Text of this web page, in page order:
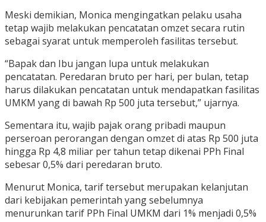
Meski demikian, Monica mengingatkan pelaku usaha
tetap wajib melakukan pencatatan omzet secara rutin
sebagai syarat untuk memperoleh fasilitas tersebut.
“Bapak dan Ibu jangan lupa untuk melakukan
pencatatan. Peredaran bruto per hari, per bulan, tetap
harus dilakukan pencatatan untuk mendapatkan fasilitas
UMKM yang di bawah Rp 500 juta tersebut,” ujarnya.
Sementara itu, wajib pajak orang pribadi maupun
perseroan perorangan dengan omzet di atas Rp 500 juta
hingga Rp 4,8 miliar per tahun tetap dikenai PPh Final
sebesar 0,5% dari peredaran bruto.
Menurut Monica, tarif tersebut merupakan kelanjutan
dari kebijakan pemerintah yang sebelumnya
menurunkan tarif PPh Final UMKM dari 1% menjadi 0,5%